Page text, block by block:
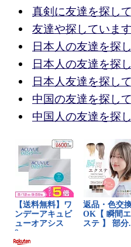
真剣に友達を探し
友達や探しています
日本人の友達を探
日本人の友達を探
日本人友達を探し
中国の友達を探し
中国人の友達を探